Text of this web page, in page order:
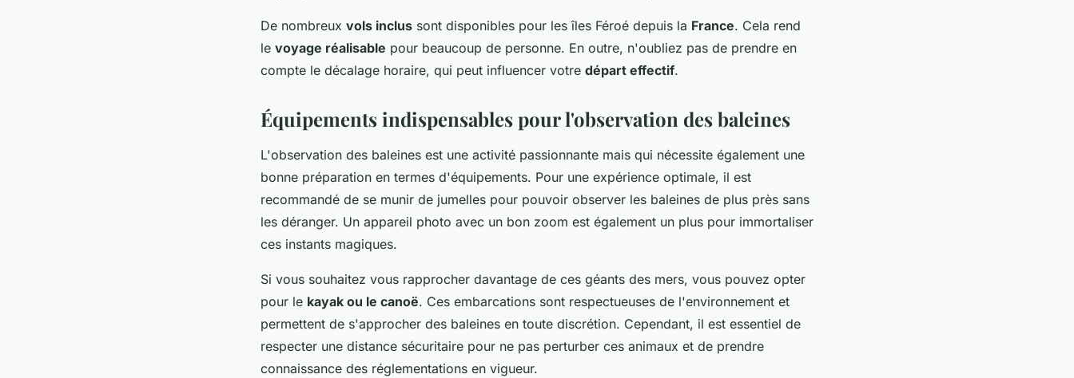
De nombreux vols inclus sont disponibles pour les îles Féroé depuis la France. Cela rend
le voyage réalisable pour beaucoup de personne. En outre, n'oubliez pas de prendre en
compte le décalage horaire, qui peut influencer votre départ effectif.
Équipements indispensables pour l'observation des baleines
L'observation des baleines est une activité passionnante mais qui nécessite également une
bonne préparation en termes d'équipements. Pour une expérience optimale, il est
recommandé de se munir de jumelles pour pouvoir observer les baleines de plus près sans
les déranger. Un appareil photo avec un bon zoom est également un plus pour immortaliser
ces instants magiques.
Si vous souhaitez vous rapprocher davantage de ces géants des mers, vous pouvez opter
pour le kayak ou le canoë. Ces embarcations sont respectueuses de l'environnement et
permettent de s'approcher des baleines en toute discrétion. Cependant, il est essentiel de
respecter une distance sécuritaire pour ne pas perturber ces animaux et de prendre
connaissance des réglementations en vigueur.